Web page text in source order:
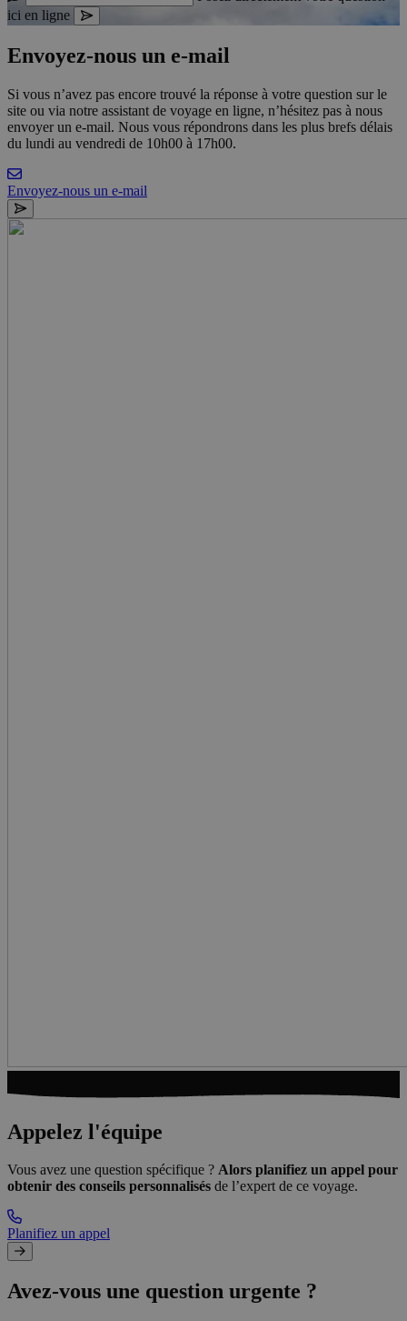
ici en ligne
Envoyez-nous un e-mail
Si vous n’avez pas encore trouvé la réponse à votre question sur le
site ou via notre assistant de voyage en ligne, n’hésitez pas à nous
envoyer un e-mail. Nous vous répondrons dans les plus brefs délais
du lundi au vendredi de 10h00 à 17h00.
Envoyez-nous un e-mail
Appelez l'équipe
Vous avez une question spécifique ? Alors planifiez un appel pour
obtenir des conseils personnalisés de l’expert de ce voyage.
Planifiez un appel
Avez-vous une question urgente ?